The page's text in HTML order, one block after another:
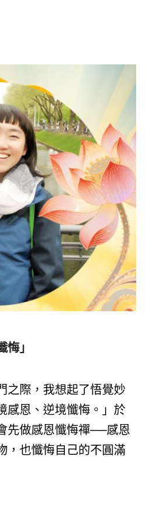
」
之際，我想起了悟覺妙
感恩、逆境懺悔。」於
先做感恩懺悔禪──感恩
，也懺悔自己的不圓滿